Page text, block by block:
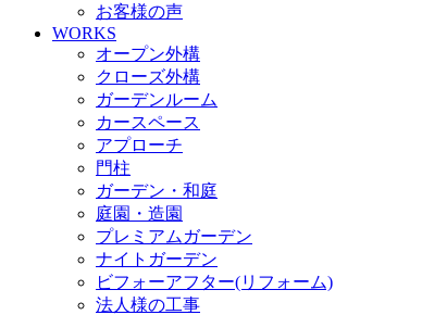
お客様の声
WORKS
オープン外構
クローズ外構
ガーデンルーム
カースペース
アプローチ
門柱
ガーデン・和庭
庭園・造園
プレミアムガーデン
ナイトガーデン
ビフォーアフター(リフォーム)
法人様の工事